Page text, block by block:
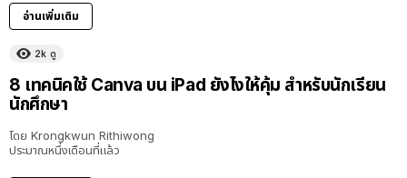
อ่านเพิ่มเติม
2k ดู
8 เทคนิคใช้ Canva บน iPad ยังไงให้คุ้ม สำหรับนักเรียน
นักศึกษา
โดย Krongkwun Rithiwong
ประมาณหนึ่งเดือนที่แล้ว